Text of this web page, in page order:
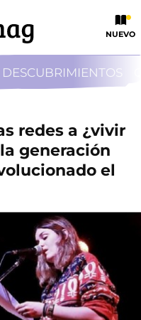
NUEVO
DESCUBRIMIENTOS
redes a ¿vivir
generación
el